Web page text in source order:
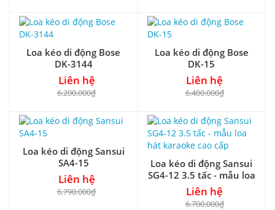
Loa kéo di động Bose
DK-3144
Liên hệ
6.200.000₫
Loa kéo di động Bose
DK-15
Liên hệ
6.400.000₫
Loa kéo di động Sansui
SA4-15
Liên hệ
6.790.000₫
Loa kéo di động Sansui
SG4-12 3.5 tấc - mẫu loa
hát karaoke cao cấp
Liên hệ
6.700.000₫